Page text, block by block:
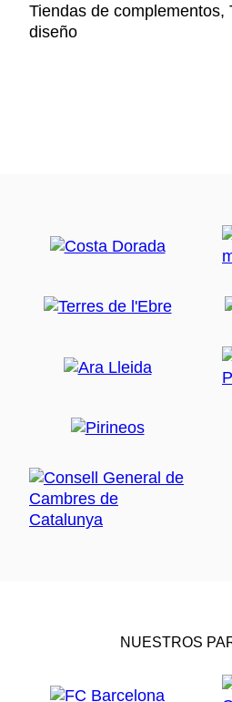
Tiendas de complementos,
diseño
NUESTROS